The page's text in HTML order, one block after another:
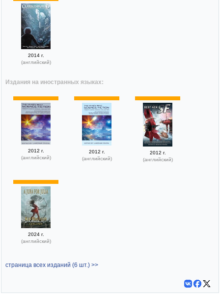
2014 г.
(английский)
Издания на иностранных языках:
2012 г.
(английский)
2012 г.
(английский)
2012 г.
(английский)
2024 г.
(английский)
страница всех изданий (6 шт.) >>